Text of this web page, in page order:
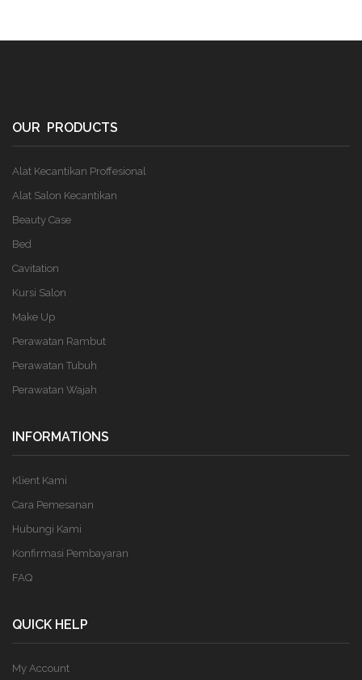
OUR PRODUCTS
Alat Kecantikan Proffesional
Alat Salon Kecantikan
Beauty Case
Bed
Cavitation
Kursi Salon
Make Up
Perawatan Rambut
Perawatan Tubuh
Perawatan Wajah
INFORMATIONS
Klient Kami
Cara Pemesanan
Hubungi Kami
Konfirmasi Pembayaran
FAQ
QUICK HELP
My Account